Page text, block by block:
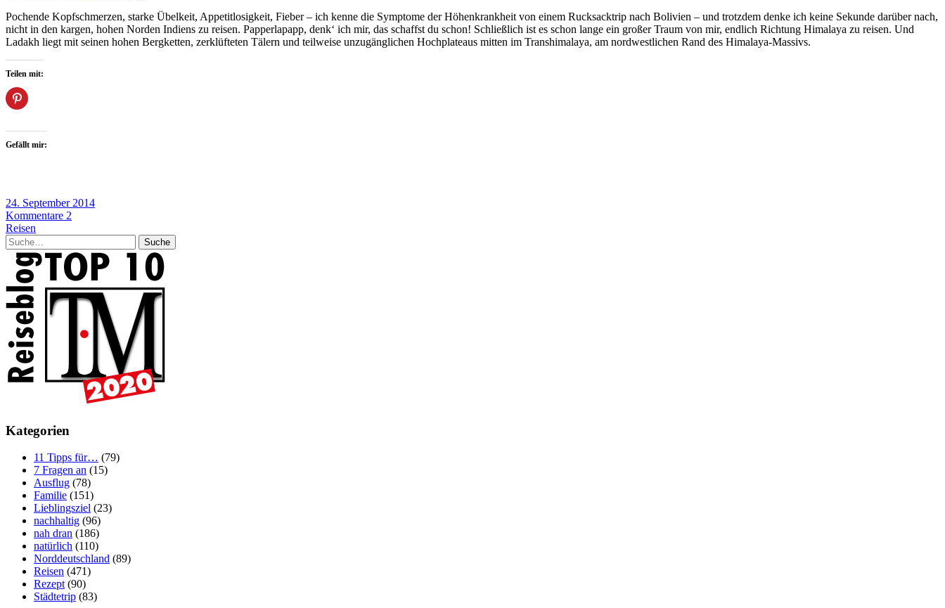
Pochende Kopfschmerzen, starke Übelkeit, Appetitlosigkeit, Fieber – ich kenne die Symptome der Höhenkrankheit von einem Rucksacktrip nach Bolivien – und trotzdem denke ich keine Sekunde darüber nach,
nicht in den kargen, hohen Norden Indiens zu reisen. Papperlapapp, denk‘ ich mir, das schaffst du schon! Schließlich ist es schon lange ein großer Traum von mir, endlich Richtung Himalaya zu reisen. Und
Ladakh liegt mit seinen hohen Bergketten, zerklüfteten Tälern und teilweise unzugänglichen Hochplateaus mitten im Transhimalaya, am nordwestlichen Rand des Himalaya-Massivs.
Teilen mit:
Gefällt mir:
24. September 2014
Kommentare 2
Reisen
Suche
Kategorien
11 Tipps für… (79)
7 Fragen an (15)
Ausflug (78)
Familie (151)
Lieblingsziel (23)
nachhaltig (96)
nah dran (186)
natürlich (110)
Norddeutschland (89)
Reisen (471)
Rezept(90)
Städtetrip (83)